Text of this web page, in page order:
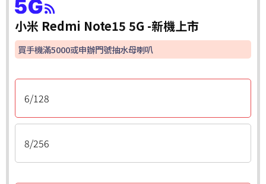
小米 Redmi Note15 5G -新機上市
買手機滿5000或申辦門號抽水母喇叭
6/128
8/256